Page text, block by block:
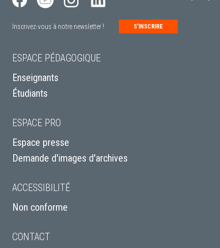
Inscrivez-vous à notre newsletter ! S’INSCRIRE
ESPACE PÉDAGOGIQUE
Enseignants
Étudiants
ESPACE PRO
Espace presse
Demande d'images d'archives
ACCESSIBILITÉ
Non conforme
CONTACT